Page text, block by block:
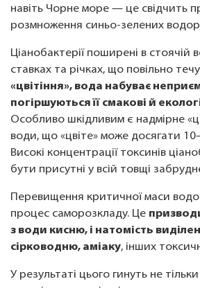
навіть Чорне море — це свідчить
розмноження синьо-зелених
Ціанобактерії поширені в стоячій
ставках та річках, що повільно
«цвітіння», вода набуває
погіршуються її смакові й
Особливо шкідливим є надмірне
води, що «цвіте» може досягати
Високі концентрації токсинів
бути присутні у всій товщі
Перевищення критичної маси
процес саморозкладу. Це
з води кисню, і натомість
сірководню, аміаку, інших
У результаті цього гинуть не